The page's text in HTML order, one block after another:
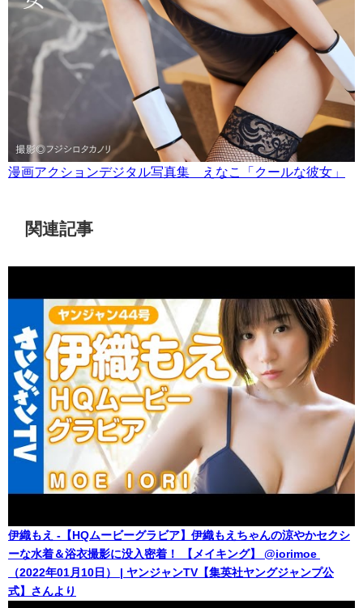
漫画アクションデジタル写真集 えなこ「クールな彼女」
関連記事
伊織もえ -【HQムービーグラビア】伊織もえちゃんの涼やかセクシ
ーな水着＆浴衣撮影に没入密着！ 【メイキング】 @iorimoe ​
（2022年01月10日） | ヤンジャンTV【集英社ヤングジャンプ公
式】さんより